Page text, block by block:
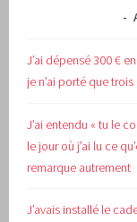
J’ai dépensé 300 €
je n’ai porté que
J’ai entendu « tu le
le jour où j’ai lu ce
remarque autrement
J’avais installé le